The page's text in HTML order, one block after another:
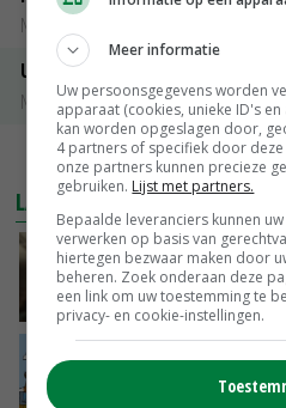
Noteringen
Uien Middenmeer Geel 30-60%
Noteringen
MEER
LAATSTE NIEUWS
‘Samenwerking
zorgen voor
GISTEREN, 16:01
Internationale
groot:
Meer informatie
Uw persoonsgegevens worden
apparaat (cookies, unieke ID's
kan worden opgeslagen door,
4 partners of specifiek door
onze partners kunnen precieze
gebruiken. Lijst met partners.
Bepaalde leveranciers kunnen
verwerken op basis van
hiertegen bezwaar maken door
beheren. Zoek onderaan deze
een link om uw toestemming te
privacy- en cookie-instellingen.